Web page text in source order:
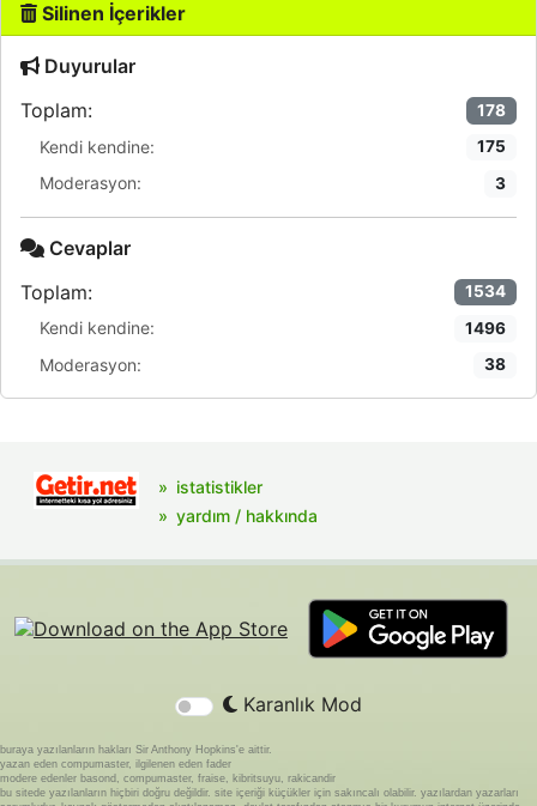
Silinen İçerikler
Duyurular
Toplam:
178
Kendi kendine: 175
Moderasyon: 3
Cevaplar
Toplam:
1534
Kendi kendine: 1496
Moderasyon: 38
istatistikler
yardım / hakkında
Karanlık Mod
buraya yazılanların hakları Sir Anthony Hopkins'e aittir.
yazan eden compumaster, ilgilenen eden fader
modere edenler basond, compumaster, fraise, kibritsuyu, rakicandir
bu sitede yazılanların hiçbiri doğru değildir. site içeriği küçükler için sakıncalı olabilir. yazılardan yazarları